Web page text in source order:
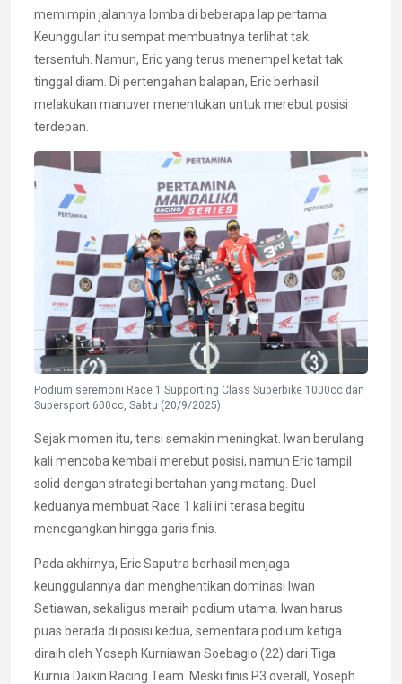
memimpin jalannya lomba di beberapa lap pertama.
Keunggulan itu sempat membuatnya terlihat tak
tersentuh. Namun, Eric yang terus menempel ketat tak
tinggal diam. Di pertengahan balapan, Eric berhasil
melakukan manuver menentukan untuk merebut posisi
terdepan.
Podium seremoni Race 1 Supporting Class Superbike 1000cc dan
Supersport 600cc, Sabtu (20/9/2025)
Sejak momen itu, tensi semakin meningkat. Iwan berulang
kali mencoba kembali merebut posisi, namun Eric tampil
solid dengan strategi bertahan yang matang. Duel
keduanya membuat Race 1 kali ini terasa begitu
menegangkan hingga garis finis.
Pada akhirnya, Eric Saputra berhasil menjaga
keunggulannya dan menghentikan dominasi Iwan
Setiawan, sekaligus meraih podium utama. Iwan harus
puas berada di posisi kedua, sementara podium ketiga
diraih oleh Yoseph Kurniawan Soebagio (22) dari Tiga
Kurnia Daikin Racing Team. Meski finis P3 overall, Yoseph